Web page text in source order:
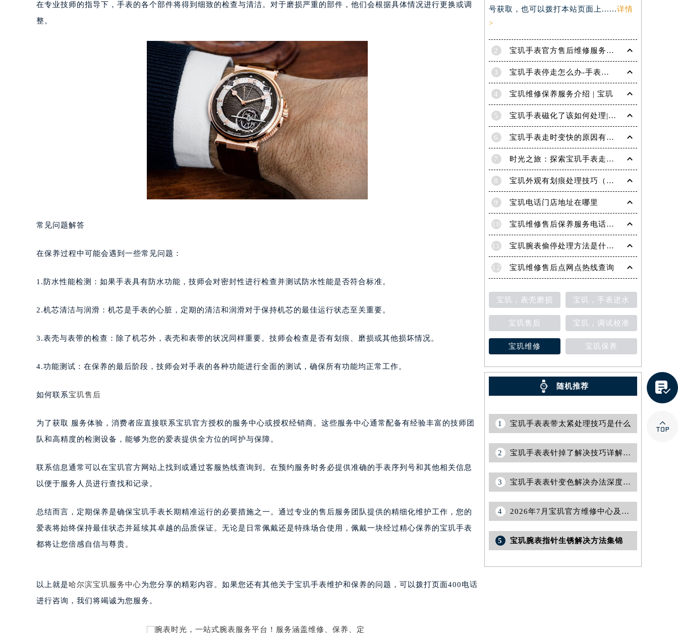
太原市迎泽区解放路15号亨得利名表服务中心（品牌授权店）3层整层（需提前预约）
乌鲁木齐市天山区红山路26号时代广场（CCMALL）C座17层17-B（需提前预约）
温州市鹿城区锦绣路1067号置信广场10层1015室（需提前预约）
哈尔滨市道里区友谊西路600号富力中心T2座写字楼29层03室（需提前预约）
大连市中山区人民路15号国际金融大厦7层G室（需提前预约）
佛山市禅城区季华五路57号万科金融中心C座12层1205室（需提前预约）
东莞市东城街道鸿福东路1号民盈国贸中心T1写字楼9层907室（需提前预约）
无锡市梁溪区人民中路139号恒隆广场写字楼1座11层1104室（需提前预约）
南通市崇川区工农路57号圆融广场写字楼16层1603室（需提前预约）
苏州市苏州工业园区星港街199号苏州中心办公楼C座22层08室（需提前预约）
武汉市江汉区解放大道686号世界贸易大厦38层09室（需提前预约）
南宁市青秀区金湖路59号地王大厦12楼1224室（需提前预约）
烟台市芝罘区胜利路139号万达金融中心A座907室（需提前预约）
贵阳市南明区都司高架桥路33号亨特国际金融中心14楼14D（需提前预约）
石家庄市长安区中山东路39号勒泰中心写字楼B座13层07室（需提前预约）
海口市龙华区金贸东路5号海口华润大厦B座17层1707室（需提前预约）
台州市椒江区东海大道1800号腾达中心东1幢20楼2002室（需提前预约）
甘肃省兰州市七里河区西津西路16号兰州中心写字楼21层2102室（需提前预约）
黑龙江省大庆市萨尔图区会战大街宝玑售后服务中心（需提前预约）
黑龙江省牡丹江市东安区太平路宝玑售后服务中心（需提前预约）
黑龙江省齐齐哈尔市龙沙区龙华路宝玑售后服务中心（需提前预约）
黑龙江省双鸭山市尖山区新兴大街宝玑售后服务中心（需提前预约）
黑龙江省绥化市北林区新华街与康庄路交叉口宝玑售后服务中心（需提前预约）
吉林省白山市浑江区浑江大街宝玑售后服务中心（需提前预约）
吉林省吉林市船营区河南街宝玑售后服务中心（需提前预约）
吉林省梅河口市新华街道梅河大街宝玑售后服务中心（需提前预约）
在专业技师的指导下，手表的各个部件将得到细致的检查与清洁。对于磨损严重的部件，他们会根据具体情况进行更换或调
整。
常见问题解答
在保养过程中可能会遇到一些常见问题：
1.防水性能检测：如果手表具有防水功能，技师会对密封性进行检查并测试防水性能是否符合标准。
2.机芯清洁与润滑：机芯是手表的心脏，定期的清洁和润滑对于保持机芯的最佳运行状态至关重要。
3.表壳与表带的检查：除了机芯外，表壳和表带的状况同样重要。技师会检查是否有划痕、磨损或其他损坏情况。
4.功能测试：在保养的最后阶段，技师会对手表的各种功能进行全面的测试，确保所有功能均正常工作。
如何联系宝玑售后
为了获取 服务体验，消费者应直接联系宝玑官方授权的服务中心或授权经销商。这些服务中心通常配备有经验丰富的技师团
队和高精度的检测设备，能够为您的爱表提供全方位的呵护与保障。
联系信息通常可以在宝玑官方网站上找到或通过客服热线查询到。在预约服务时务必提供准确的手表序列号和其他相关信息
以便于服务人员进行查找和记录。
总结而言，定期保养是确保宝玑手表长期精准运行的必要措施之一。通过专业的售后服务团队提供的精细化维护工作，您的
爱表将始终保持最佳状态并延续其卓越的品质保证。无论是日常佩戴还是特殊场合使用，佩戴一块经过精心保养的宝玑手表
都将让您倍感自信与尊贵。
以上就是哈尔滨宝玑服务中心为您分享的精彩内容。如果您还有其他关于宝玑手表维护和保养的问题，可以拨打页面400电话
进行咨询，我们将竭诚为您服务。
号获取，也可以拨打本站页面上......详情
>
2 宝玑手表官方售后维修服务点电话是多少？
3 宝玑手表停走怎么办-手表停走的解决方法
4 宝玑维修保养服务介绍 | 宝玑
5 宝玑手表磁化了该如何处理|宝玑技师为您讲解
6 宝玑手表走时变快的原因有哪些？
7 时光之旅：探索宝玑手表走时的秘密
8 宝玑外观有划痕处理技巧（轻松修复爱表的实用方法）
9 宝玑电话门店地址在哪里
10 宝玑维修售后保养服务电话是多少
11 宝玑腕表偷停处理方法是什么（专业维修指南与常见故障排查）
12 宝玑维修售后点网点热线查询
宝玑，表壳磨损 宝玑，手表进水
宝玑售后 宝玑，调试校准
宝玑维修 宝玑保养
随机推荐
1 宝玑手表表带太紧处理技巧是什么
2 宝玑手表表针掉了解决技巧详解（日常维护与紧急修复指南）
3 宝玑手表表针变色解决办法深度解析
4 2026年7月宝玑官方维修中心及保养中心网点变动情况
5 宝玑腕表指针生锈解决方法集锦

